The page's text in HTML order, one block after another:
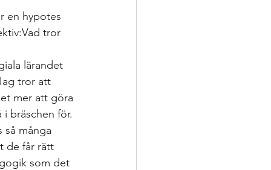
en hypotes
tror
lärandet
tror att
mer att göra
bräschen för.
många
de får rätt
som det